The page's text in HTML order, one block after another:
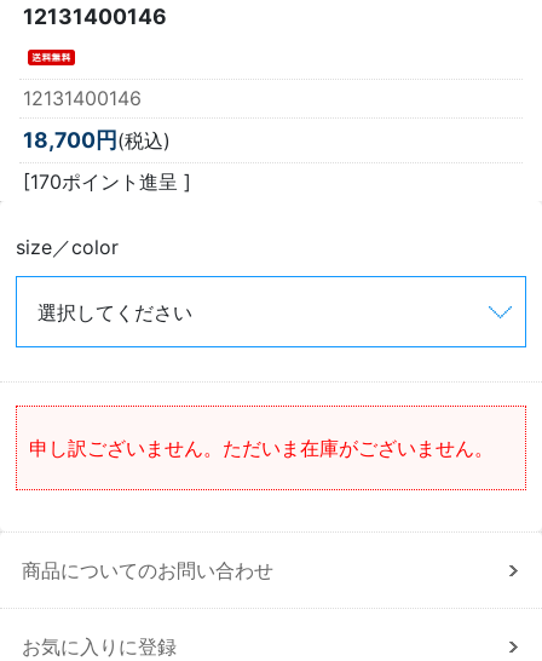
12131400146
12131400146
18,700円(税込)
[170ポイント進呈 ]
size／color
申し訳ございません。ただいま在庫がございません。
商品についてのお問い合わせ
お気に入りに登録